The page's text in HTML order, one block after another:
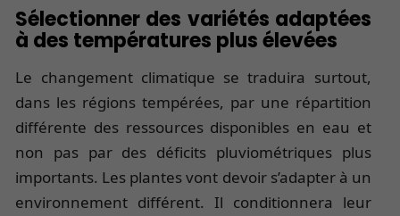
Sélectionner des variétés adaptées
à des températures plus élevées
Le changement climatique se traduira surtout,
dans les régions tempérées, par une répartition
différente des ressources disponibles en eau et
non pas par des déficits pluviométriques plus
importants. Les plantes vont devoir s’adapter à un
environnement différent. Il conditionnera leur